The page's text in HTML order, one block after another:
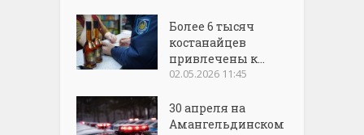
Более 6 тысяч
костанайцев
привлечены к...
02.05.2026 11:45
30 апреля на
Амангельдинском